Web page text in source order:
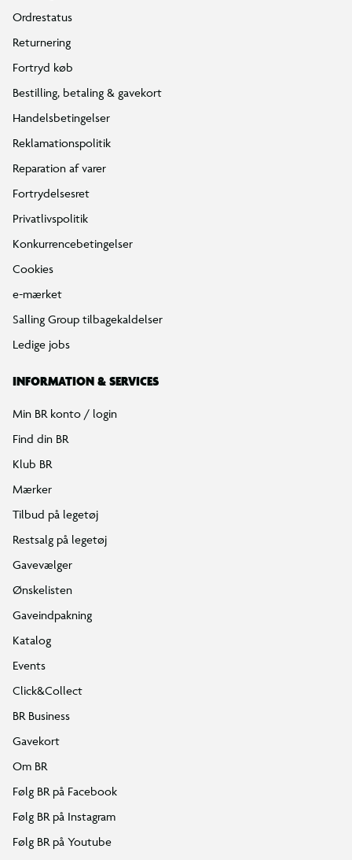
Ordrestatus
Returnering
Fortryd køb
Bestilling, betaling & gavekort
Handelsbetingelser
Reklamationspolitik
Reparation af varer
Fortrydelsesret
Privatlivspolitik
Konkurrencebetingelser
Cookies
e-mærket
Salling Group tilbagekaldelser
Ledige jobs
INFORMATION & SERVICES
Min BR konto / login
Find din BR
Klub BR
Mærker
Tilbud på legetøj
Restsalg på legetøj
Gavevælger
Ønskelisten
Gaveindpakning
Katalog
Events
Click&Collect
BR Business
Gavekort
Om BR
Følg BR på Facebook
Følg BR på Instagram
Følg BR på Youtube